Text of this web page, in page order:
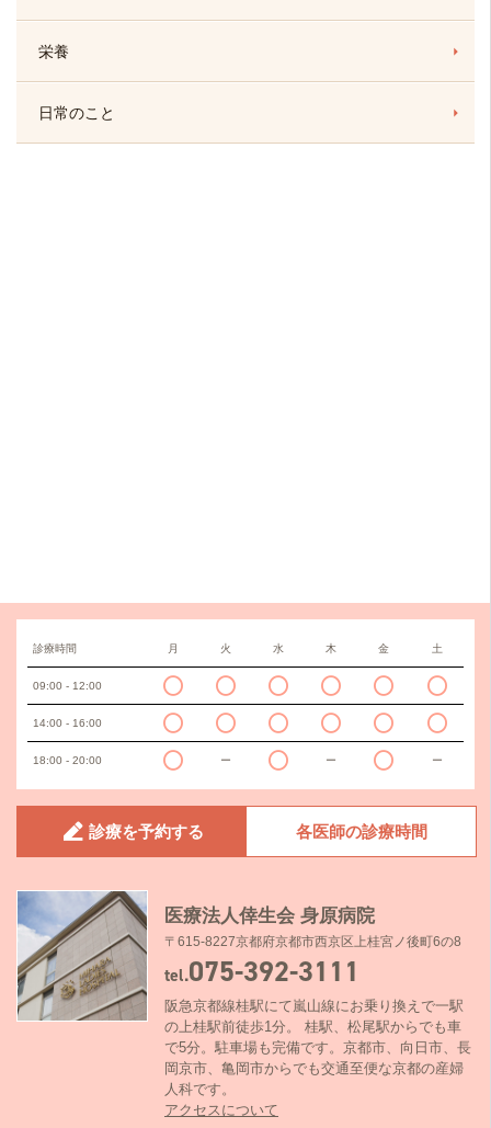
栄養
日常のこと
診療時間 月 火 水 木 金 土
09:00 - 12:00
14:00 - 16:00
18:00 - 20:00 ー ー ー
診療を予約する 各医師の診療時間
医療法人倖生会 身原病院
〒615-8227京都府京都市西京区上桂宮ノ後町6の8
tel.075-392-3111
阪急京都線桂駅にて嵐山線にお乗り換えで一駅
の上桂駅前徒歩1分。 桂駅、松尾駅からでも車
で5分。駐車場も完備です。京都市、向日市、長
岡京市、亀岡市からでも交通至便な京都の産婦
人科です。
アクセスについて